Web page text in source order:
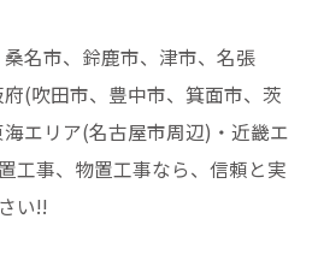
名市、鈴鹿市、津市、名張
(吹田市、豊中市、箕面市、茨
エリア(名古屋市周辺)・近畿エ
工事、物置工事なら、信頼と実
い!!